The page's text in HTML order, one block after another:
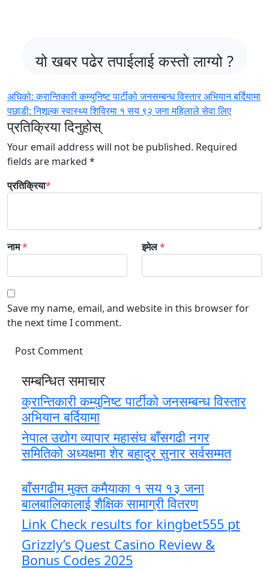
यो खबर पढेर तपाईलाई कस्तो लाग्यो ?
Post
navigation
अघिको: क्रान्तिकारी कम्युनिष्ट पार्टीको जनसम्बन्ध विस्तार अभियान बर्दियामा
पछाडी: निशूल्क स्वास्थ्य शिविरमा १ सय ९२ जना महिलाले सेवा लिए
प्रतिक्रिया दिनुहोस्
Your email address will not be published. Required
fields are marked *
प्रतिक्रिया*
नाम* इमेल*
Save my name, email, and website in this browser for
the next time I comment.
सम्बन्धित समाचार
क्रान्तिकारी कम्युनिष्ट पार्टीको जनसम्बन्ध विस्तार
अभियान बर्दियामा
नेपाल उद्योग व्यापार महासंघ बाँसगढी नगर
समितिको अध्यक्षमा शेर बहादुर सुनार सर्वसम्मत
बाँसगढीम मुक्त कमैयाका १ सय १३ जना
बालबालिकालाई शैक्षिक सामाग्री वितरण
Link Check results for kingbet555 pt
Grizzly’s Quest Casino Review &
Bonus Codes 2025